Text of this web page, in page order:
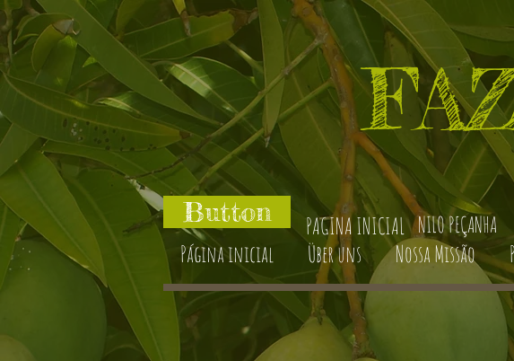
Button
Página inicial Über uns Nossa Missão
PAGINA INICIAL NILO PEÇANHA